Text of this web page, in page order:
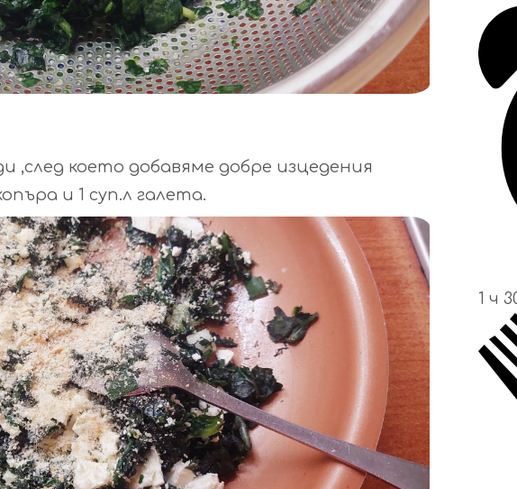
,след което добавяме добре изцедения
и 1 суп.л галета.
1 ч